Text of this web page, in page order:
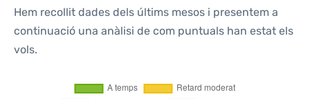
Hem recollit dades dels últims mesos i presentem a
continuació una anàlisi de com puntuals han estat els
vols.